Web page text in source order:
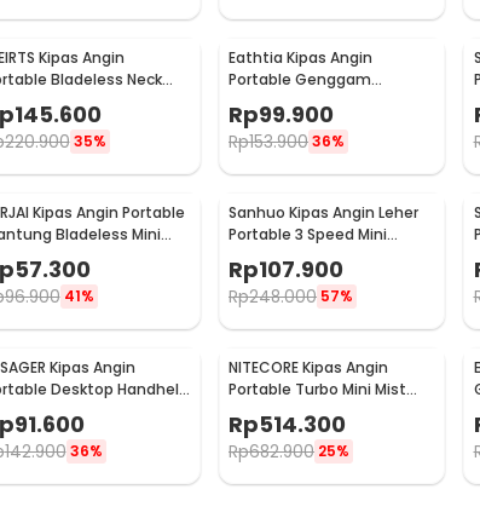
Kipas Angin
Bladeless Neck
Cooling Fan 5000mAh
145.600
220.900 35%
Eathtia Kipas Angin
Portable Genggam
2200mAh - WX-622
Rp99.900
Rp153.90036%
Kipas Angin Portable
Bladeless Mini
Fan 1200mAh - 6171
57.300
96.900 41%
Sanhuo Kipas Angin Leher
Portable 3 Speed Mini
Rp107.900
Rp248.000 57%
Kipas Angin
Desktop Handheld
Cooling Fan 1200mAh -
91.600
142.900 36%
NITECORE Kipas Angin
Portable Turbo Mini Mist
Cooling Fan 3500 mAh -
izzCool 30
Rp514.300
Rp682.900 25%